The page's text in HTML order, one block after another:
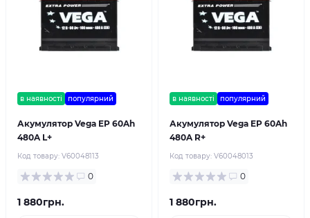
в наявності популярний
Акумулятор Vega EP 60Ah
480A L+
Код товару: V60048113
0
1 880грн.
в наявності популярний
Акумулятор Vega EP 60Ah
480A R+
Код товару: V60048013
0
1 880грн.